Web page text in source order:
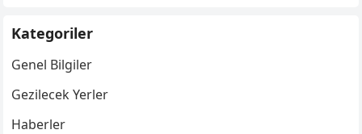
Kategoriler
Genel Bilgiler
Gezilecek Yerler
Haberler